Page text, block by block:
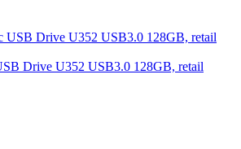
Drive U352 USB3.0 128GB, retail